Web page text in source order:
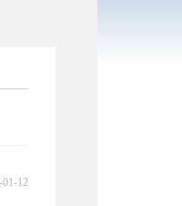
01-12